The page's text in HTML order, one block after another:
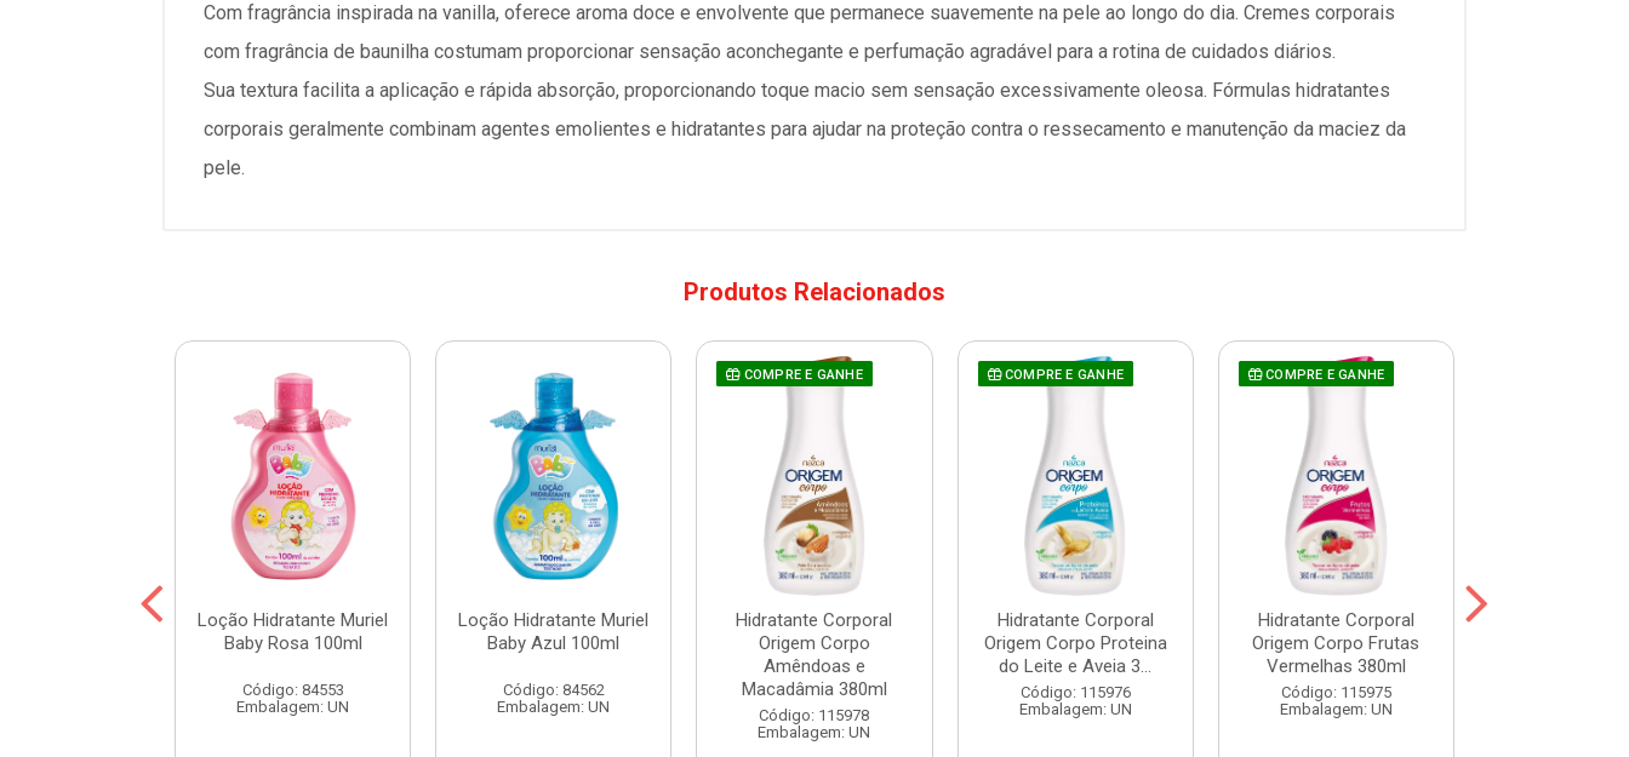
Com fragrância inspirada na vanilla, oferece aroma doce e envolvente que permanece suavemente na pele ao longo do dia. Cremes corporais
com fragrância de baunilha costumam proporcionar sensação aconchegante e perfumação agradável para a rotina de cuidados diários.
Sua textura facilita a aplicação e rápida absorção, proporcionando toque macio sem sensação excessivamente oleosa. Fórmulas hidratantes
corporais geralmente combinam agentes emolientes e hidratantes para ajudar na proteção contra o ressecamento e manutenção da maciez da
pele.
Produtos Relacionados
Loção Hidratante Muriel
Baby Rosa 100ml
Código: 84553
Embalagem: UN
Loção Hidratante Muriel
Baby Azul 100ml
Código: 84562
Embalagem: UN
COMPRE E GANHE
Hidratante Corporal
Origem Corpo
Amêndoas e
Macadâmia 380ml
Código: 115978
Embalagem: UN
COMPRE E GANHE
Hidratante Corporal
Origem Corpo Proteina
do Leite e Aveia 3...
Código: 115976
Embalagem: UN
COMPRE E GANHE
Hidratante Corporal
Origem Corpo Frutas
Vermelhas 380ml
Código: 115975
Embalagem: UN